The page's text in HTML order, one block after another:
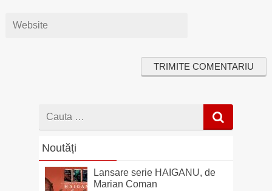
Cauta
Noutăți
Lansare serie HAIGANU, de
Marian Coman